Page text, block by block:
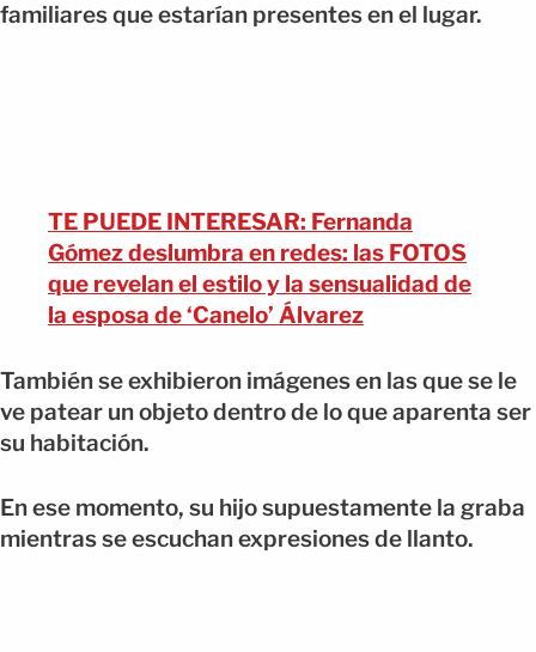
familiares que estarían presentes en el lugar.
TE PUEDE INTERESAR: Fernanda
Gómez deslumbra en redes: las FOTOS
que revelan el estilo y la sensualidad de
la esposa de ‘Canelo’ Álvarez
También se exhibieron imágenes en las que se le
ve patear un objeto dentro de lo que aparenta ser
su habitación.
En ese momento, su hijo supuestamente la graba
mientras se escuchan expresiones de llanto.